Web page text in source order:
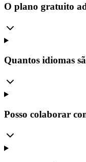
O plano gratuito
Quantos idiomas
Posso colaborar